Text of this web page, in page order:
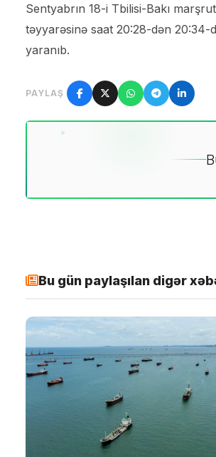
Sentyabrın 18-i Tbilisi-Bakı
təyyarəsinə saat 20:28-dən 20:34-
yaranıb.
PAYLAŞ
Bu gün paylaşılan digər